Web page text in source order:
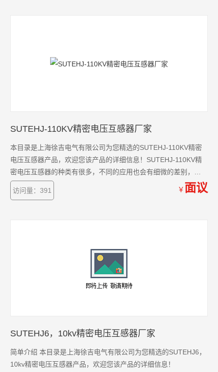
SUTEHJ-110KV精密电压互感器厂家
本目录是上海徐吉电气有限公司为您精选的SUTEHJ-110KV精密
电压互感器产品，欢迎您该产品的详细信息！SUTEHJ-110KV精
密电压互感器的种类有很多，不同的应用也会有细微的差别，本
公司为您提供*的解决方案。
访问量：391
￥ 面议
SUTEHJ6，10kv精密电压互感器厂家
简单介绍 本目录是上海徐吉电气有限公司为您精选的SUTEHJ6，
10kv精密电压互感器产品，欢迎您该产品的详细信息！